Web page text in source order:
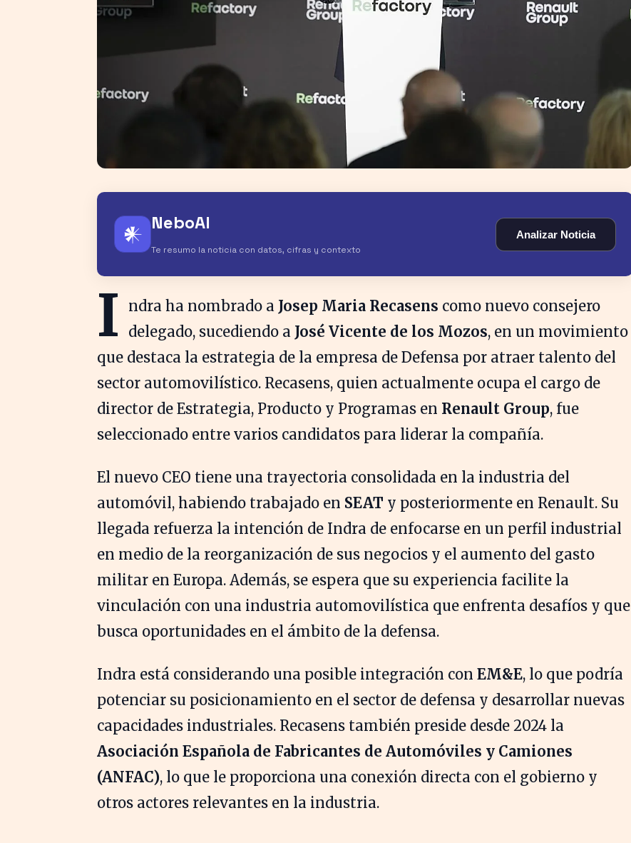
𒀭 NeboAI
Te resumo la noticia con datos, cifras y contexto
Analizar Noticia
I ndra ha nombrado a Josep Maria Recasens como nuevo consejero
delegado, sucediendo a José Vicente de los Mozos, en un movimiento
que destaca la estrategia de la empresa de Defensa por atraer talento del
sector automovilístico. Recasens, quien actualmente ocupa el cargo de
director de Estrategia, Producto y Programas en Renault Group, fue
seleccionado entre varios candidatos para liderar la compañía.
El nuevo CEO tiene una trayectoria consolidada en la industria del
automóvil, habiendo trabajado en SEAT y posteriormente en Renault. Su
llegada refuerza la intención de Indra de enfocarse en un perfil industrial
en medio de la reorganización de sus negocios y el aumento del gasto
militar en Europa. Además, se espera que su experiencia facilite la
vinculación con una industria automovilística que enfrenta desafíos y que
busca oportunidades en el ámbito de la defensa.
Indra está considerando una posible integración con EM&E, lo que podría
potenciar su posicionamiento en el sector de defensa y desarrollar nuevas
capacidades industriales. Recasens también preside desde 2024 la
Asociación Española de Fabricantes de Automóviles y Camiones
(ANFAC), lo que le proporciona una conexión directa con el gobierno y
otros actores relevantes en la industria.